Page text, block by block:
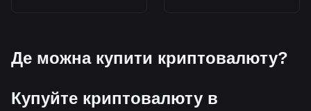
Де можна купити криптовалюту?
Купуйте криптовалюту в